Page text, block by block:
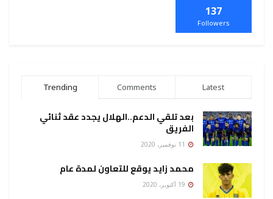
137
Followers
Trending Comments Latest
بعد تلقي الدعم..الهلال يجدد عقد ثنائي
الفريق
محمد زايد يوقع للتعاون لمدة عام